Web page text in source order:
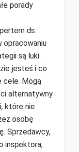
porady
ds.
opracowaniu
są luki.
jesteś i co
cele. Mogą
alternatywny
które nie
osobę
Sprzedawcy,
inspektora,